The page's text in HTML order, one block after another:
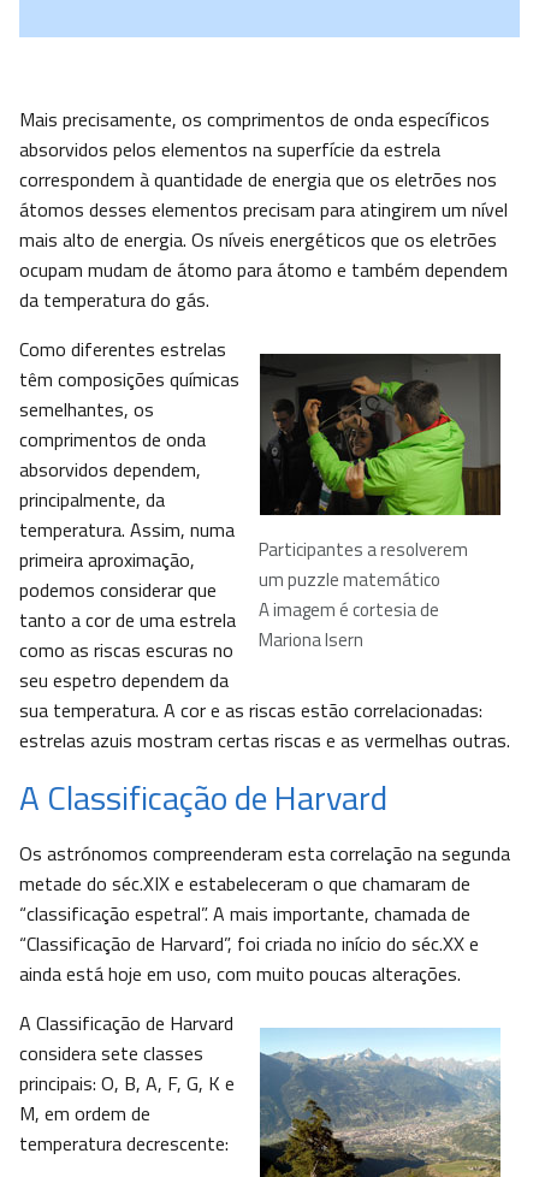
Mais precisamente, os comprimentos de onda específicos
absorvidos pelos elementos na superfície da estrela
correspondem à quantidade de energia que os eletrões nos
átomos desses elementos precisam para atingirem um nível
mais alto de energia. Os níveis energéticos que os eletrões
ocupam mudam de átomo para átomo e também dependem
da temperatura do gás.
Participantes a resolverem
um puzzle matemático
A imagem é cortesia de
Mariona Isern
Como diferentes estrelas
têm composições químicas
semelhantes, os
comprimentos de onda
absorvidos dependem,
principalmente, da
temperatura. Assim, numa
primeira aproximação,
podemos considerar que
tanto a cor de uma estrela
como as riscas escuras no
seu espetro dependem da
sua temperatura. A cor e as riscas estão correlacionadas:
estrelas azuis mostram certas riscas e as vermelhas outras.
A Classificação de Harvard
Os astrónomos compreenderam esta correlação na segunda
metade do séc.XIX e estabeleceram o que chamaram de
“classificação espetral”. A mais importante, chamada de
“Classificação de Harvard”, foi criada no início do séc.XX e
ainda está hoje em uso, com muito poucas alterações.
A Classificação de Harvard
considera sete classes
principais: O, B, A, F, G, K e
M, em ordem de
temperatura decrescente: